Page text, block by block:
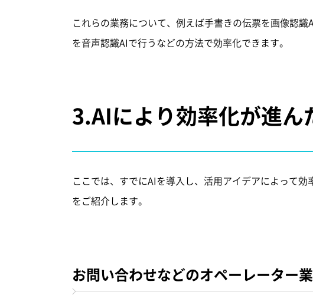
これらの業務について、例えば手書きの伝票を画像認
を音声認識AIで行うなどの方法で効率化できます。
3.AIにより効率化が進ん
ここでは、すでにAIを導入し、活用アイデアによって
をご紹介します。
お問い合わせなどのオペーレーター